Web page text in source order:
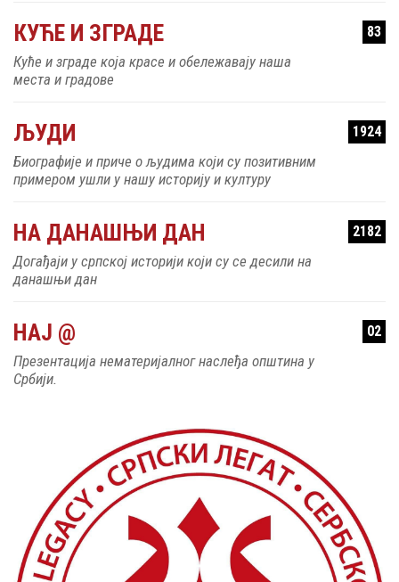
КУЋЕ И ЗГРАДЕ 83
Куће и зграде која красе и обележавају наша
места и градове
ЉУДИ 1924
Биографије и приче о људима који су позитивним
примером ушли у нашу историју и културу
НА ДАНАШЊИ ДАН 2182
Догађаји у српској историји који су се десили на
данашњи дан
НАЈ @ 02
Презентација нематеријалног наслеђа општина у
Србији.